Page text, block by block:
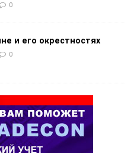
0
и его окрестностях
0